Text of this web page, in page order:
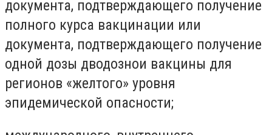
документа, подтверждающего получение
полного курса вакцинации или
документа, подтверждающего получение
одной дозы дводознои вакцины для
регионов «желтого» уровня
эпидемической опасности;